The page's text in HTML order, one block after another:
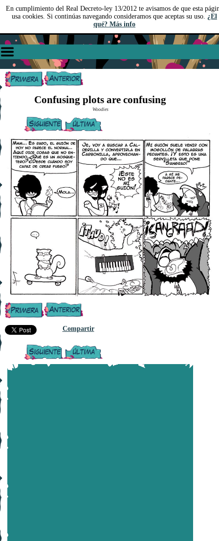
En cumplimiento del Real Decreto-ley 13/2012 te avisamos de que esta
usa cookies. Si continúas navegando consideramos que aceptas su uso. ¿El
qué? Más info
Confusing plots are confusing
Woodies
Compartir